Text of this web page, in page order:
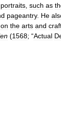
portraits such as
pageantry. He
on the arts and
(1568; “Actual